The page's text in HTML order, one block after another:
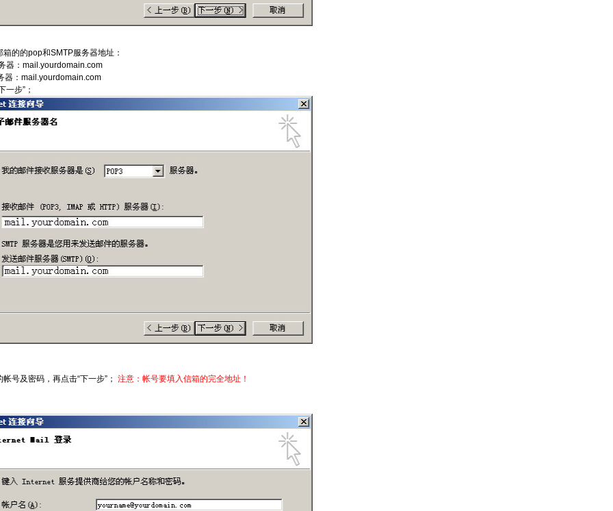
箱的的pop和SMTP服务器地址：
器：mail.yourdomain.com
器：mail.yourdomain.com
一步”；
号及密码，再点击“下一步”； 注意：帐号要填入信箱的完全地址！